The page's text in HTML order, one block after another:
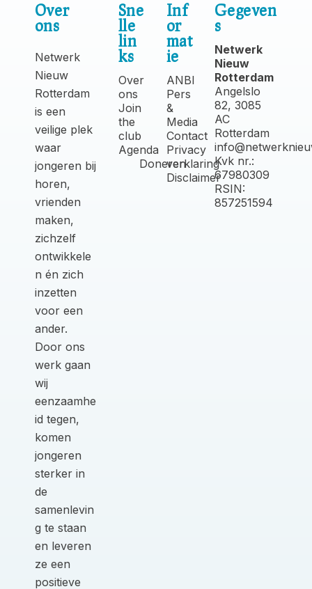
Over
ons
Netwerk
Nieuw
Rotterdam
is een
veilige plek
waar
jongeren bij
horen,
vrienden
maken,
zichzelf
ontwikkele
n én zich
inzetten
voor een
ander.
Door ons
werk gaan
wij
eenzaamhe
id tegen,
komen
jongeren
sterker in
de
samenlevin
g te staan
en leveren
ze een
positieve
Sne
lle
lin
ks
Over
ons
Join
the
club
Agenda
Doneren
Inf
or
mat
ie
ANBI
Pers
&
Media
Contact
Privacy
verklaring
Disclaimer
Gegeven
s
Netwerk
Nieuw
Rotterdam
Angelslo
82, 3085
AC
Rotterdam
Kvk nr.:
67980309
RSIN:
857251594